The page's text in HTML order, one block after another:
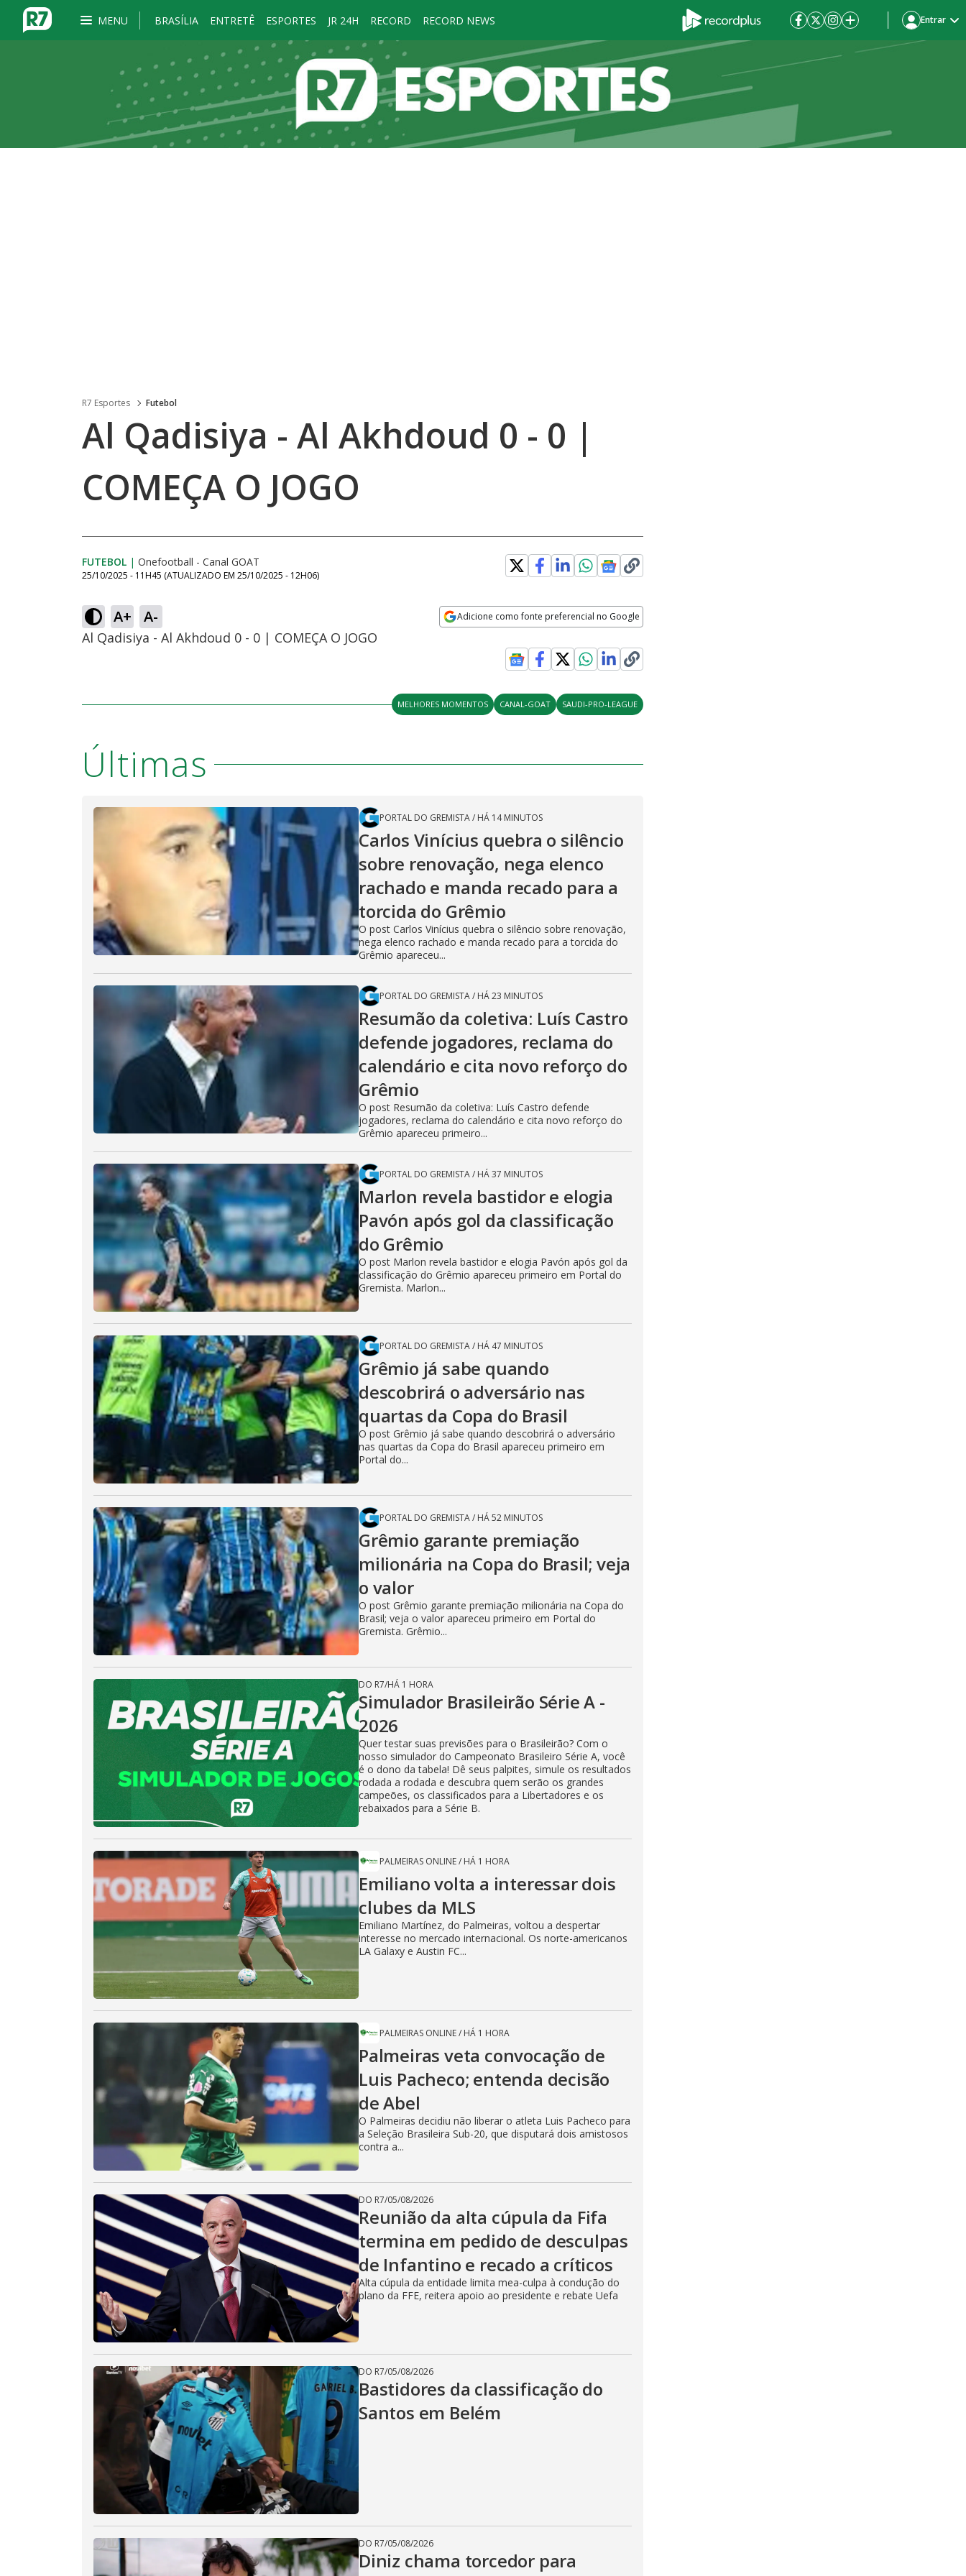
MENU BRASÍLIA ENTRETÊ ESPORTES JR 24H RECORD RECORD NEWS Entrar
R7 Esportes Futebol
Al Qadisiya - Al Akhdoud 0 - 0 |
COMEÇA O JOGO
FUTEBOL | Onefootball - Canal GOAT
25/10/2025 - 11H45 (ATUALIZADO EM 25/10/2025 - 12H06)
A+ A- Adicione como fonte preferencial no Google
Al Qadisiya - Al Akhdoud 0 - 0 | COMEÇA O JOGO
MELHORES MOMENTOS CANAL-GOAT SAUDI-PRO-LEAGUE
Últimas
PORTAL DO GREMISTA/ HÁ 14 MINUTOS
Carlos Vinícius quebra o silêncio
sobre renovação, nega elenco
rachado e manda recado para a
torcida do Grêmio
O post Carlos Vinícius quebra o silêncio sobre renovação,
nega elenco rachado e manda recado para a torcida do
Grêmio apareceu...
PORTAL DO GREMISTA/ HÁ 23 MINUTOS
Resumão da coletiva: Luís Castro
defende jogadores, reclama do
calendário e cita novo reforço do
Grêmio
O post Resumão da coletiva: Luís Castro defende
jogadores, reclama do calendário e cita novo reforço do
Grêmio apareceu primeiro...
PORTAL DO GREMISTA/ HÁ 37 MINUTOS
Marlon revela bastidor e elogia
Pavón após gol da classificação
do Grêmio
O post Marlon revela bastidor e elogia Pavón após gol da
classificação do Grêmio apareceu primeiro em Portal do
Gremista. Marlon...
PORTAL DO GREMISTA/ HÁ 47 MINUTOS
Grêmio já sabe quando
descobrirá o adversário nas
quartas da Copa do Brasil
O post Grêmio já sabe quando descobrirá o adversário
nas quartas da Copa do Brasil apareceu primeiro em
Portal do...
PORTAL DO GREMISTA/ HÁ 52 MINUTOS
Grêmio garante premiação
milionária na Copa do Brasil; veja
o valor
O post Grêmio garante premiação milionária na Copa do
Brasil; veja o valor apareceu primeiro em Portal do
Gremista. Grêmio...
DO R7/HÁ 1 HORA
Simulador Brasileirão Série A -
2026
Quer testar suas previsões para o Brasileirão? Com o
nosso simulador do Campeonato Brasileiro Série A, você
é o dono da tabela! Dê seus palpites, simule os resultados
rodada a rodada e descubra quem serão os grandes
campeões, os classificados para a Libertadores e os
rebaixados para a Série B.
PALMEIRAS ONLINE/ HÁ 1 HORA
Emiliano volta a interessar dois
clubes da MLS
Emiliano Martínez, do Palmeiras, voltou a despertar
interesse no mercado internacional. Os norte-americanos
LA Galaxy e Austin FC...
PALMEIRAS ONLINE/ HÁ 1 HORA
Palmeiras veta convocação de
Luis Pacheco; entenda decisão
de Abel
O Palmeiras decidiu não liberar o atleta Luis Pacheco para
a Seleção Brasileira Sub-20, que disputará dois amistosos
contra a...
DO R7/05/08/2026
Reunião da alta cúpula da Fifa
termina em pedido de desculpas
de Infantino e recado a críticos
Alta cúpula da entidade limita mea-culpa à condução do
plano da FFE, reitera apoio ao presidente e rebate Uefa
DO R7/05/08/2026
Bastidores da classificação do
Santos em Belém
DO R7/05/08/2026
Diniz chama torcedor para